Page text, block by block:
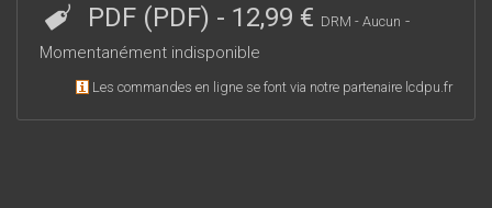
PDF (PDF) - 12,99 € DRM - Aucun -
Momentanément indisponible
Les commandes en ligne se font via notre partenaire lcdpu.fr